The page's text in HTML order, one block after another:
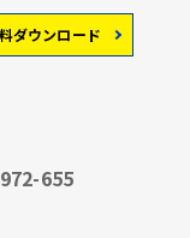
ダウンロード
655